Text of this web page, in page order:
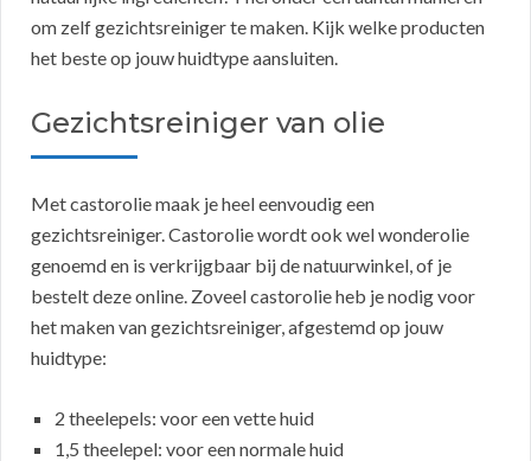
om zelf gezichtsreiniger te maken. Kijk welke producten
het beste op jouw huidtype aansluiten.
Gezichtsreiniger van olie
Met castorolie maak je heel eenvoudig een
gezichtsreiniger. Castorolie wordt ook wel wonderolie
genoemd en is verkrijgbaar bij de natuurwinkel, of je
bestelt deze online. Zoveel castorolie heb je nodig voor
het maken van gezichtsreiniger, afgestemd op jouw
huidtype:
2 theelepels: voor een vette huid
1,5 theelepel: voor een normale huid